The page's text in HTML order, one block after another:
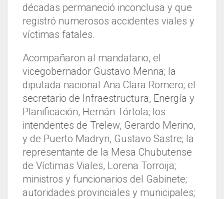
décadas permaneció inconclusa y que
registró numerosos accidentes viales y
víctimas fatales.
Acompañaron al mandatario, el
vicegobernador Gustavo Menna; la
diputada nacional Ana Clara Romero; el
secretario de Infraestructura, Energía y
Planificación, Hernán Tórtola; los
intendentes de Trelew, Gerardo Merino,
y de Puerto Madryn, Gustavo Sastre; la
representante de la Mesa Chubutense
de Víctimas Viales, Lorena Torroija;
ministros y funcionarios del Gabinete;
autoridades provinciales y municipales;